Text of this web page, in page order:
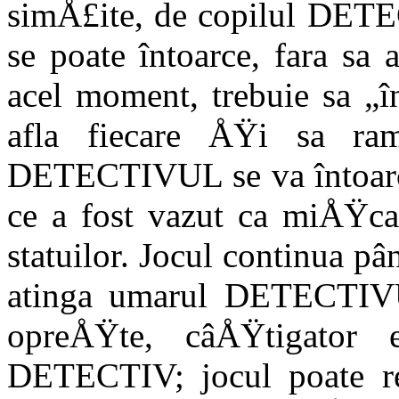
simÅ£ite, de copilul
se poate în­toarce, fara sa
acel mo­ment, trebuie sa
afla fi­ecare ÅŸi sa
DETECTIVUL se va
ce a fost vazut ca
statuilor. Jocul continua
atinga umarul
opreÅŸte,
DETECTIV; jocul poate